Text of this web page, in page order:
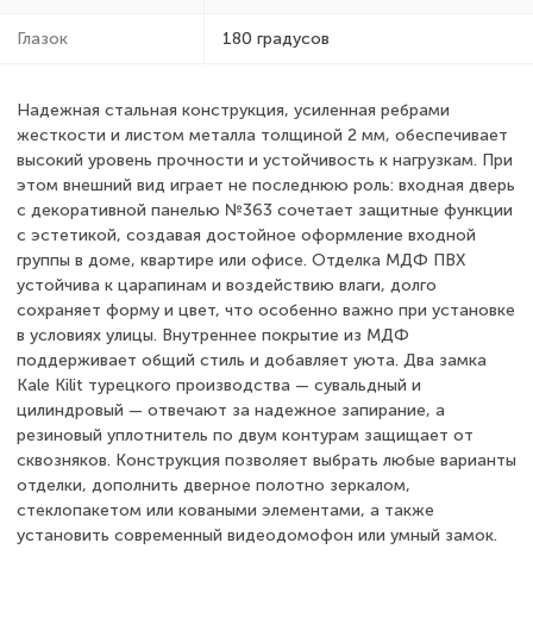
Глазок 180 градусов
Надежная стальная конструкция, усиленная ребрами
жесткости и листом металла толщиной 2 мм, обеспечивает
высокий уровень прочности и устойчивость к нагрузкам. При
этом внешний вид играет не последнюю роль: входная дверь
с декоративной панелью №363 сочетает защитные функции
с эстетикой, создавая достойное оформление входной
группы в доме, квартире или офисе. Отделка МДФ ПВХ
устойчива к царапинам и воздействию влаги, долго
сохраняет форму и цвет, что особенно важно при установке
в условиях улицы. Внутреннее покрытие из МДФ
поддерживает общий стиль и добавляет уюта. Два замка
Kale Kilit турецкого производства — сувальдный и
цилиндровый — отвечают за надежное запирание, а
резиновый уплотнитель по двум контурам защищает от
сквозняков. Конструкция позволяет выбрать любые варианты
отделки, дополнить дверное полотно зеркалом,
стеклопакетом или коваными элементами, а также
установить современный видеодомофон или умный замок.